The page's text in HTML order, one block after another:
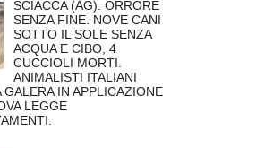
SCIACCA (AG): ORRORE
SENZA FINE. NOVE CANI
SOTTO IL SOLE SENZA
ACQUA E CIBO, 4
CUCCIOLI MORTI.
ANIMALISTI ITALIANI
GALERA IN APPLICAZIONE
LEGGE